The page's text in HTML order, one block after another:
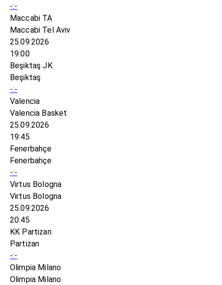
-:-
Maccabi TA
Maccabi Tel Aviv
25.09.2026
19:00
Beşiktaş JK
Beşiktaş
-:-
Valencia
Valencia Basket
25.09.2026
19:45
Fenerbahçe
Fenerbahçe
-:-
Virtus Bologna
Virtus Bologna
25.09.2026
20:45
KK Partizan
Partizan
-:-
Olimpia Milano
Olimpia Milano